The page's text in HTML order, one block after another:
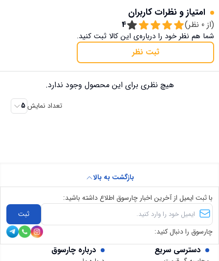
امتیاز و نظرات کاربران
(از 0 نظر) 4
شما هم نظر خود را درباره‌ی این کالا ثبت کنید.
ثبت نظر
هیچ نظری برای این محصول وجود ندارد.
تعداد نمایش 5
دسترسی سریع درباره چارسوق
بازگشت به بالا
با ثبت ایمیل از آخرین اخبار چارسوق اطلاع داشته باشید:
ثبت
چارسوق را دنبال کنید: